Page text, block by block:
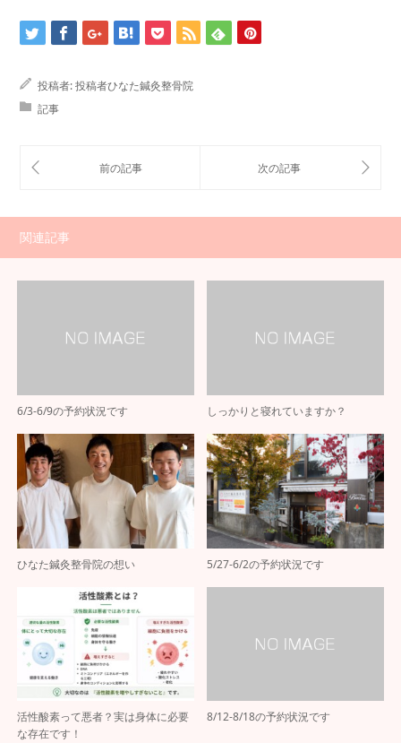
投稿者:投稿者ひなた鍼灸整骨院
記事
関連記事
6/3-6/9の予約状況です しっかりと寝れていますか？
ひなた鍼灸整骨院の想い 5/27-6/2の予約状況です
活性酸素って悪者？実は身体に必要
な存在です！
8/12-8/18の予約状況です